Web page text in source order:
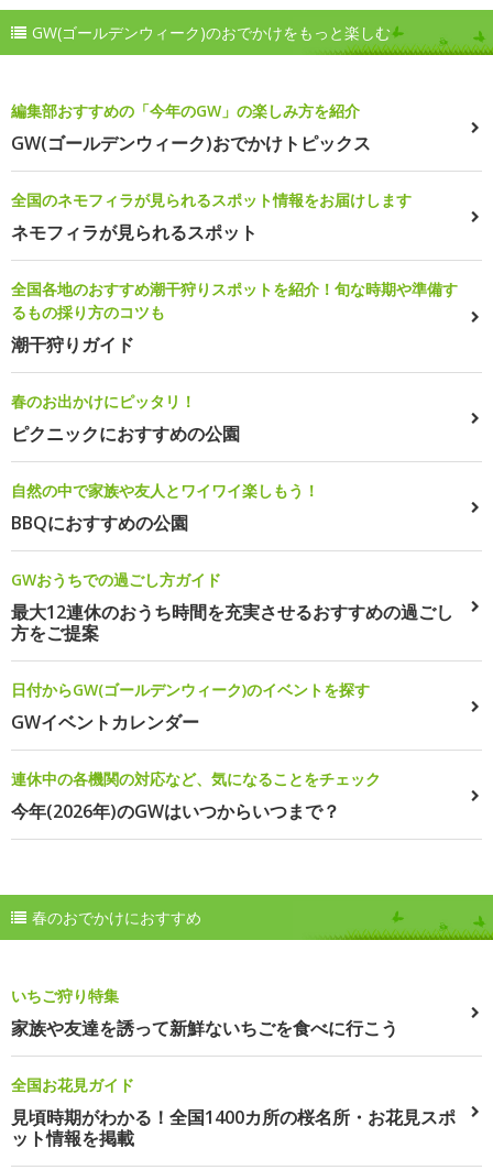
GW(ゴールデンウィーク)のおでかけをもっと楽しむ
編集部おすすめの「今年のGW」の楽しみ方を紹介
GW(ゴールデンウィーク)おでかけトピックス
全国のネモフィラが見られるスポット情報をお届けします
ネモフィラが見られるスポット
全国各地のおすすめ潮干狩りスポットを紹介！旬な時期や準備す
るもの採り方のコツも
潮干狩りガイド
春のお出かけにピッタリ！
ピクニックにおすすめの公園
自然の中で家族や友人とワイワイ楽しもう！
BBQにおすすめの公園
GWおうちでの過ごし方ガイド
最大12連休のおうち時間を充実させるおすすめの過ごし
方をご提案
日付からGW(ゴールデンウィーク)のイベントを探す
GWイベントカレンダー
連休中の各機関の対応など、気になることをチェック
今年(2026年)のGWはいつからいつまで？
春のおでかけにおすすめ
いちご狩り特集
家族や友達を誘って新鮮ないちごを食べに行こう
全国お花見ガイド
見頃時期がわかる！全国1400カ所の桜名所・お花見スポ
ット情報を掲載